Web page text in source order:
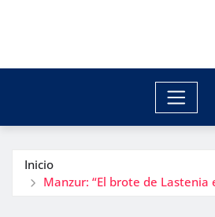
Inicio
Manzur: “El brote de Lastenia